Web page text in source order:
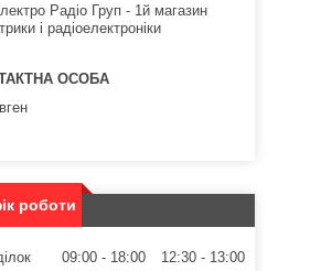
Радіо Груп - 1й магазин
і радіоелектроніки
роботи
09:00 18:00 12:30
13:00